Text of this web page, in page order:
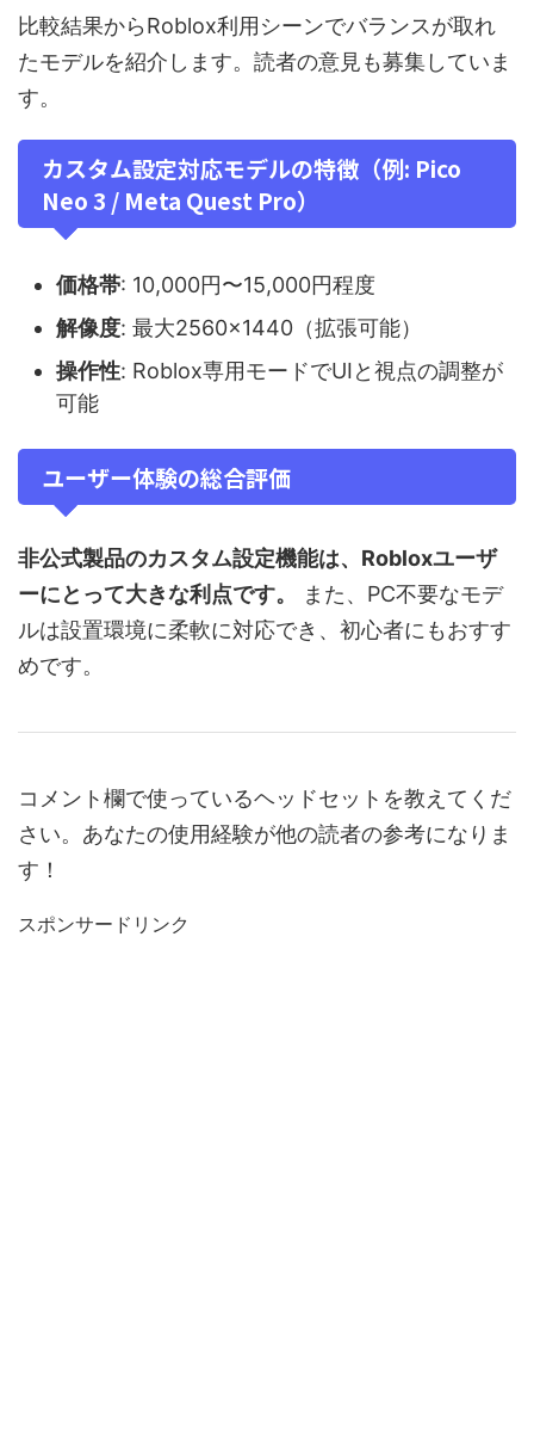
比較結果からRoblox利用シーンでバランスが取れ
たモデルを紹介します。読者の意見も募集していま
す。
カスタム設定対応モデルの特徴（例: Pico
Neo 3 / Meta Quest Pro）
価格帯: 10,000円〜15,000円程度
解像度: 最大2560×1440（拡張可能）
操作性: Roblox専用モードでUIと視点の調整が
可能
ユーザー体験の総合評価
非公式製品のカスタム設定機能は、Robloxユーザ
ーにとって大きな利点です。
また、PC不要なモデ
ルは設置環境に柔軟に対応でき、初心者にもおすす
めです。
コメント欄で使っているヘッドセットを教えてくだ
さい。あなたの使用経験が他の読者の参考になりま
す！
スポンサードリンク